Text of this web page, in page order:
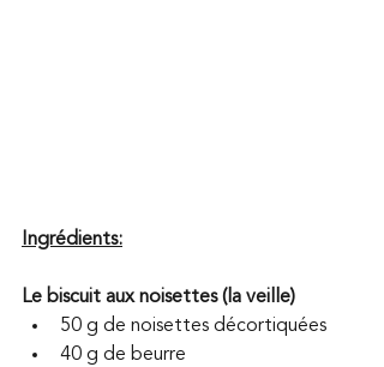
Ingrédients:
Le biscuit aux noisettes (la veille)
50 g de noisettes décortiquées
40 g de beurre